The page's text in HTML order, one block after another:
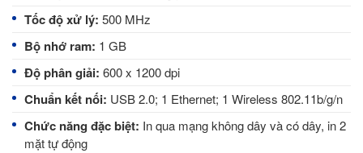
Tốc độ xử lý: 500 MHz
Bộ nhớ ram: 1 GB
Độ phân giải: 600 x 1200 dpi
Chuẩn kết nối: USB 2.0; 1 Ethernet; 1 Wireless 802.11b/g/n
Chức năng đặc biệt: In qua mạng không dây và có dây, in 2
mặt tự động